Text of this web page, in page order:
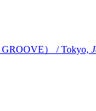
） / Tokyo,